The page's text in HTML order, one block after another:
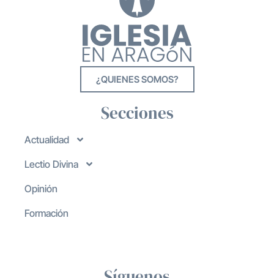
¿QUIENES SOMOS?
Secciones
Actualidad
Lectio Divina
Opinión
Formación